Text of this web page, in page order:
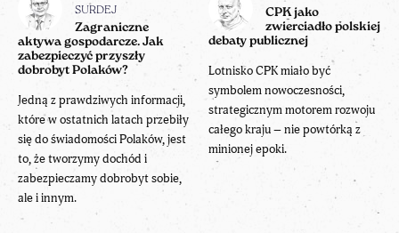
SURDEJ
Zagraniczne
aktywa gospodarcze. Jak
zabezpieczyć przyszły
dobrobyt Polaków?
Jedną z prawdziwych informacji,
które w ostatnich latach przebiły
się do świadomości Polaków, jest
to, że tworzymy dochód i
zabezpieczamy dobrobyt sobie,
ale i innym.
CPK jako
zwierciadło polskiej
debaty publicznej
Lotnisko CPK miało być
symbolem nowoczesności,
strategicznym motorem rozwoju
całego kraju – nie powtórką z
minionej epoki.